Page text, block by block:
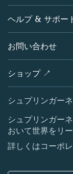
ポリシー
製品
ライセンス情報
ブログ
お問い合わせ
会社概要
シュプリンガー
採用情報
メディアセンター
所在地 & お問い
コーポレートサ
ヘルプ & サポー
お問い合わせ
ショップ ↗
シュプリンガー
シュプリンガー
おいて世界をリ
詳しくはコーポ